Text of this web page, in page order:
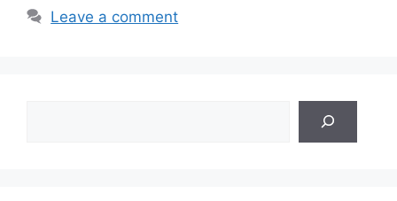
Leave a comment